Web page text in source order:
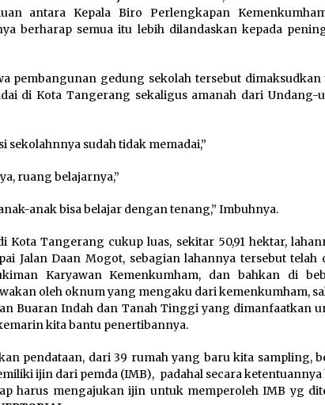
antara Kepala Biro Perlengkapan
berharap semua itu lebih dilandaskan kepada
pembangunan gedung sekolah tersebut
di Kota Tangerang sekaligus amanah dari Undang-
sekolahnnya sudah tidak memadai,”
ruang belajarnya,”
anak bisa belajar dengan tenang,” Imbuhnya.
Kota Tangerang cukup luas, sekitar 50,91 hektar,
Jalan Daan Mogot, sebagian lahannya tersebut
Karyawan Kemenkumham, dan bahkan di
oleh oknum yang mengaku dari kemenkumham,
Buaran Indah dan Tanah Tinggi yang dimanfaatkan
kita bantu penertibannya.
pendataan, dari 39 rumah yang baru kita sampling,
ijin dari pemda (IMB), padahal secara
harus mengajukan ijin untuk memperoleh IMB yg